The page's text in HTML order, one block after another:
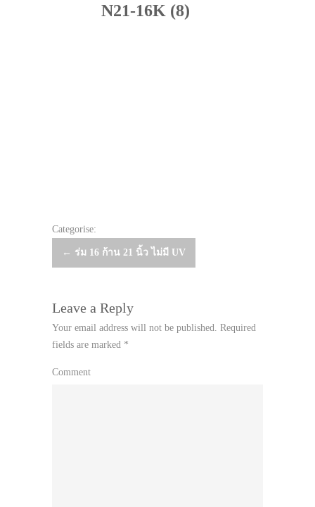
N21-16K (8)
Categorise:
Post
← ร่ม 16 ก้าน 21 นิ้ว ไม่มี UV
Leave a Reply
Your email address will not be published. Required
fields are marked *
Comment